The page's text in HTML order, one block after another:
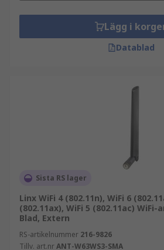
Lägg i
Datablad
Sista RS lager
Linx WiFi 4 (802.11n), WiFi 6
(802.11ax), WiFi 5 (802.11ac) WiFi-
Blad, Extern
RS-artikelnummer 216-9826
Tillv. art.nrANT-W63WS3-SMA